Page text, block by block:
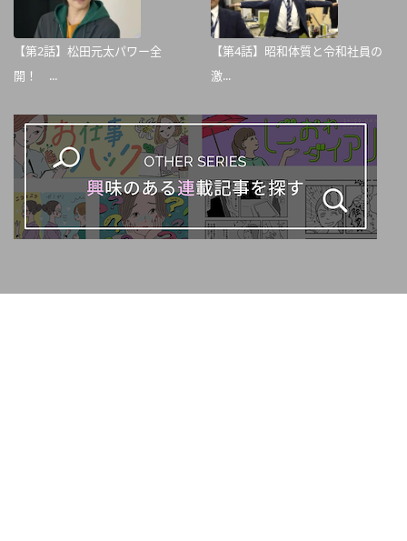
【第2話】松田元太パワー全
開！ ...
【第4話】昭和体質と令和社員の
激...